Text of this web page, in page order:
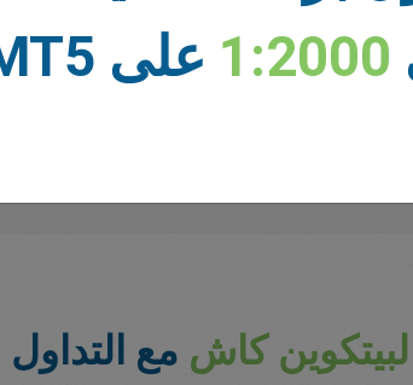
كاش مع
1:2000 على MT5.